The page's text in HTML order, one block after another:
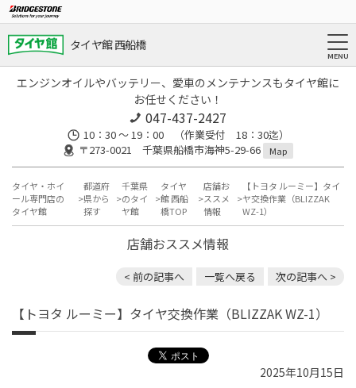
タイヤ館 西船橋
エンジンオイルやバッテリー、愛車のメンテナンスもタイヤ館に
お任せください！
047-437-2427
10：30 ～ 19：00 （作業受付 18：30迄）
〒273-0021 千葉県船橋市海神5-29-66
Map
タイヤ・ホイ
ール専門店の
タイヤ館
都道府
県から
探す
千葉県
のタイ
ヤ館
タイヤ
館 西船
橋TOP
店舗お
ススメ
情報
【トヨタ ルーミー】タイ
ヤ交換作業（BLIZZAK
WZ-1）
店舗おススメ情報
< 前の記事へ 一覧へ戻る 次の記事へ >
【トヨタ ルーミー】タイヤ交換作業（BLIZZAK WZ-1）
2025年10月15日